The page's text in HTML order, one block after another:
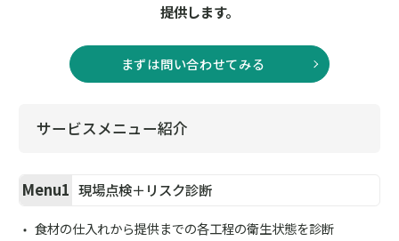
提供します。
まずは問い合わせてみる
サービスメニュー紹介
Menu1 現場点検＋リスク診断
食材の仕入れから提供までの各工程の衛生状態を診断